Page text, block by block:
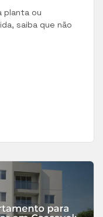
planta ou
saiba que não